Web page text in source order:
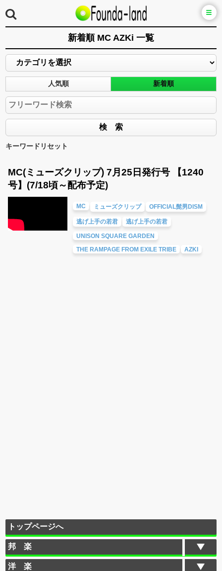
新着順 MC AZKi 一覧
人気順 新着順
キーワードリセット
MC(ミューズクリップ) 7月25日発行号 【1240
号】(7/18頃～配布予定)
MC ミューズクリップ OFFICIAL髭男DISM
逃げ上手の若君 逃げ上手の若君
UNISON SQUARE GARDEN
THE RAMPAGE FROM EXILE TRIBE
AZKI
トップページへ
邦 楽
洋 楽